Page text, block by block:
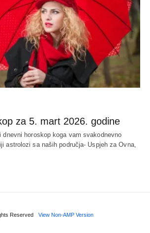
za 5. mart 2026. godine
dnevni horoskop koga vam svakodnevno
astrolozi sa naših područja- Uspjeh za Ovna,
Reserved View Non-AMP Version